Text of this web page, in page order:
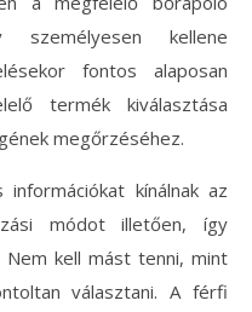
személyesen kellene
fontos alaposan
termék kiválasztása
megőrzéséhez.
kínálnak az
módot illetően, így
kell mást tenni, mint
választani. A férfi